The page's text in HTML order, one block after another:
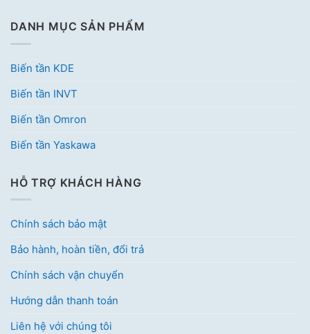
DANH MỤC SẢN PHẨM
Biến tần KDE
Biến tần INVT
Biến tần Omron
Biến tần Yaskawa
HỖ TRỢ KHÁCH HÀNG
Chính sách bảo mật
Bảo hành, hoàn tiền, đổi trả
Chính sách vận chuyển
Hướng dẫn thanh toán
Liên hệ với chúng tôi